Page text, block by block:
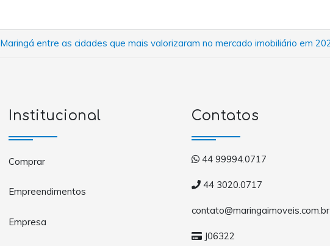
Maringá entre as cidades que mais valorizaram no mercado imobiliário em
Institucional
Comprar
Empreendimentos
Empresa
Contatos
44 99994.0717
44 3020.0717
contato@maringaimoveis.com.br
J06322